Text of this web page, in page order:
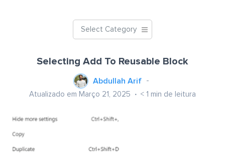
Select Category
Selecting Add To Reusable Block
Abdullah Arif
Atualizado em Março 21, 2025 < 1 min de leitura